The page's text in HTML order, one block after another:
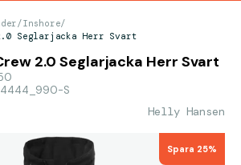
/Inshore/
Seglarjacka Herr Svart
2.0 Seglarjacka Herr Svart
S
Helly Hansen
Spara 25%